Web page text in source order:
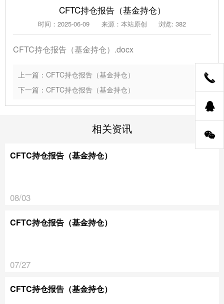
CFTC持仓报告（基金持仓）
时间：2025-06-09 来源：本站原创 浏览: 382
CFTC持仓报告（基金持仓）.docx
上一篇：CFTC持仓报告（基金持仓）
下一篇：CFTC持仓报告（基金持仓）
相关资讯
CFTC持仓报告（基金持仓）
08/03
CFTC持仓报告（基金持仓）
07/27
CFTC持仓报告（基金持仓）